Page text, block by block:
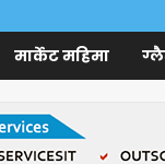
मार्केट महिमा